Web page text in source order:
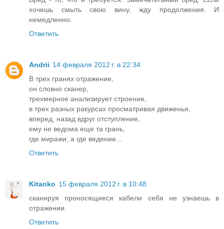
хочешь смыть свою вину, жду продолжения. И
немедленно.
Ответить
Andrii 14 февраля 2012 г. в 22:34
В трех гранях отражение,
он словно сканер,
трехмерное анализирует строение,
в трех разных ракурсах просматривая движенья,
вперед, назад вдруг отступление,
ему не ведома еще та грань,
где миражи, а где ведение...
Ответить
Kitanko 15 февраля 2012 г. в 10:48
сканируя проносящиеся кабели себя не узнаешь в
отражении.
Ответить